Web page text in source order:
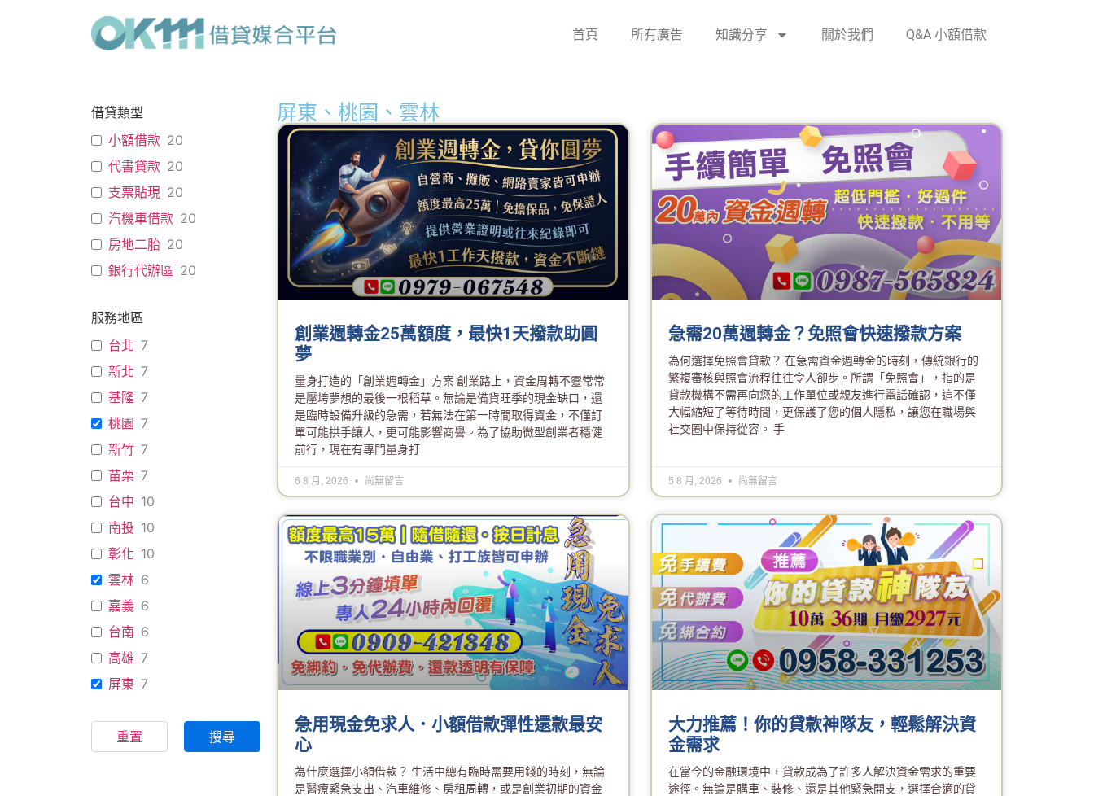
首頁 所有廣告 知識分享 關於我們 Q&A 小額借款
借貸類型
小額借款 20
代書貸款 20
支票貼現 20
汽機車借款 20
房地二胎 20
銀行代辦區 20
服務地區
台北 7
新北 7
基隆 7
桃園 7
新竹 7
苗栗 7
台中 10
南投 10
彰化 10
雲林 6
嘉義 6
台南 6
高雄 7
屏東 7
搜尋
重置
屏東、桃園、雲林
創業週轉金25萬額度，最快1天撥款助圓
夢
量身打造的「創業週轉金」方案 創業路上，資金周轉不靈常常
是壓垮夢想的最後一根稻草。無論是備貨旺季的現金缺口，還
是臨時設備升級的急需，若無法在第一時間取得資金，不僅訂
單可能拱手讓人，更可能影響商譽。為了協助微型創業者穩健
前行，現在有專門量身打
6 8 月, 2026 尚無留言
急需20萬週轉金？免照會快速撥款方案
為何選擇免照會貸款？ 在急需資金週轉金的時刻，傳統銀行的
繁複審核與照會流程往往令人卻步。所謂「免照會」，指的是
貸款機構不需再向您的工作單位或親友進行電話確認，這不僅
大幅縮短了等待時間，更保護了您的個人隱私，讓您在職場與
社交圈中保持從容。 手
5 8 月, 2026 尚無留言
急用現金免求人．小額借款彈性還款最安
心
為什麼選擇小額借款？ 生活中總有臨時需要用錢的時刻，無論
是醫療緊急支出、汽車維修、房租周轉，或是創業初期的資金
大力推薦！你的貸款神隊友，輕鬆解決資
金需求
在當今的金融環境中，貸款成為了許多人解決資金需求的重要
途徑。無論是購車、裝修、還是其他緊急開支，選擇合適的貸